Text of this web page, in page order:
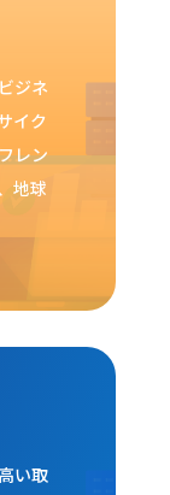
ジネ
イク
レン
地球
い取